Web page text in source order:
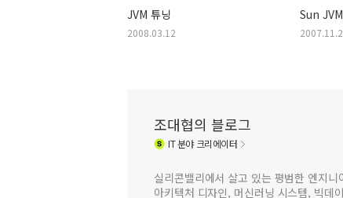
JVM 튜닝
2008.03.12
Sun
조대협의 블로그
IT분야 크리에이터
실리콘밸리에서 살고 있는 평범한 엔지
아키텍처 디자인, 머신러닝 시스템, 빅데